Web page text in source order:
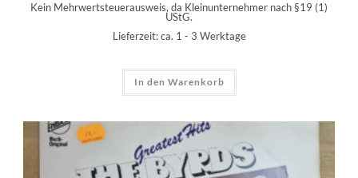
Kein Mehrwertsteuerausweis, da Kleinunternehmer nach §19 (1)
UStG.
Lieferzeit: ca. 1 - 3 Werktage
In den Warenkorb